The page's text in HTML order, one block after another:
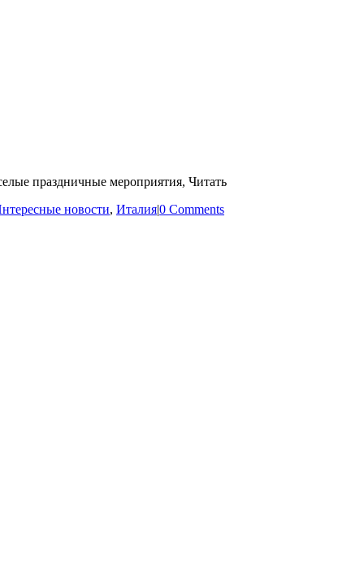
праздничные мероприятия, Читать
новости, Италия|0 Comments